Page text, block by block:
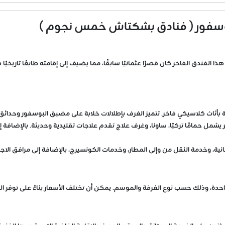
الفاخر كان قصرًا عثمانيًا سابقًا، مما يضيف إلى إقامته طابعًا
كلاسيكي فاخر. تتميز الغرف بإطلالات خلابة على مضيق البوسفور
حمامًا تركيًا، ساونا، وغرف علاج تقدم علاجات تقليدية وحديثة. بالإضافة
وخدمة النقل من وإلى المطار، وخدمات الكونسيرج، بالإضافة إلى مرافق